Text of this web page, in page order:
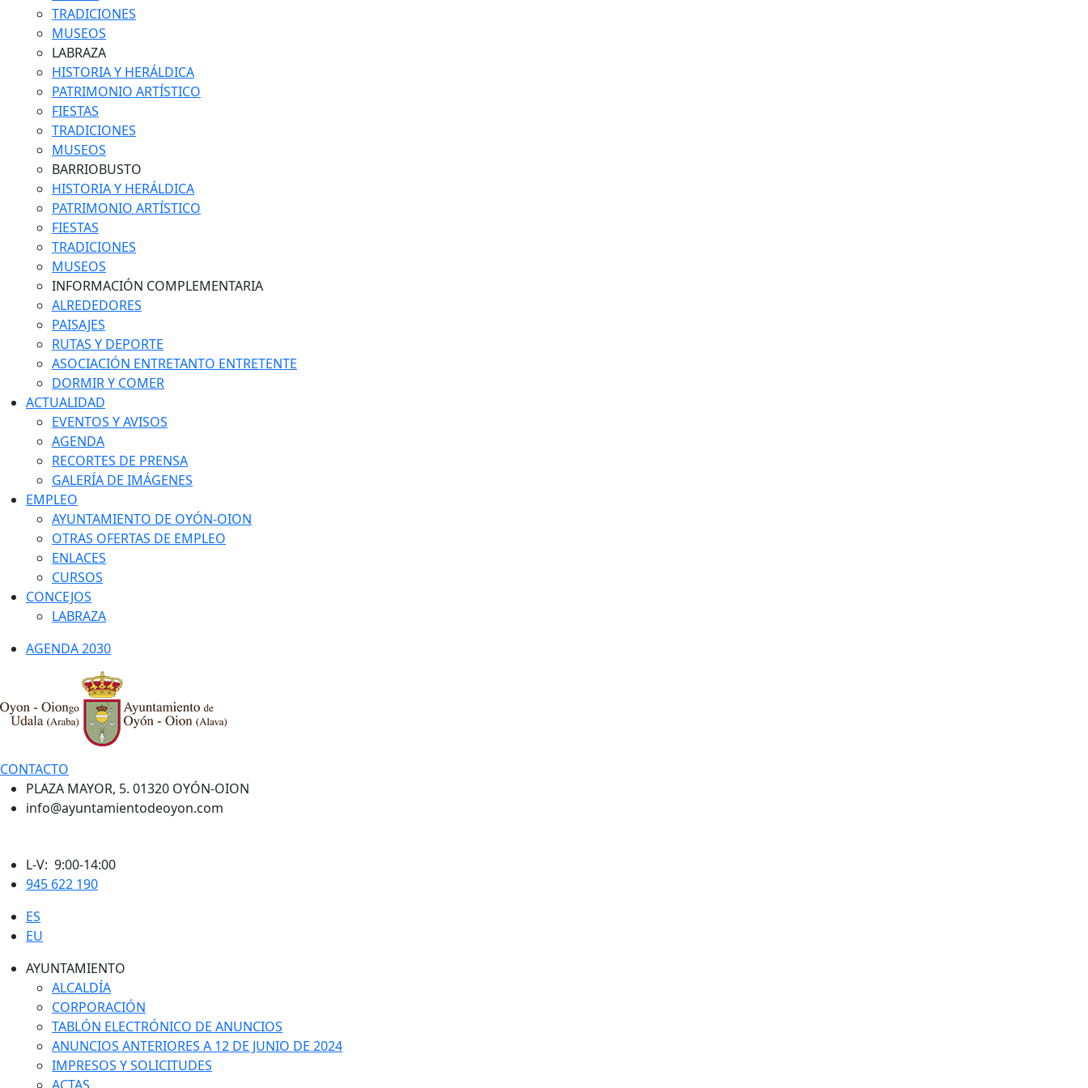
TRADICIONES
MUSEOS
LABRAZA
HISTORIA Y HERÁLDICA
PATRIMONIO ARTÍSTICO
FIESTAS
TRADICIONES
MUSEOS
BARRIOBUSTO
HISTORIA Y HERÁLDICA
PATRIMONIO ARTÍSTICO
FIESTAS
TRADICIONES
MUSEOS
INFORMACIÓN COMPLEMENTARIA
ALREDEDORES
PAISAJES
RUTAS Y DEPORTE
ASOCIACIÓN ENTRETANTO ENTRETENTE
DORMIR Y COMER
ACTUALIDAD
EVENTOS Y AVISOS
AGENDA
RECORTES DE PRENSA
GALERÍA DE IMÁGENES
EMPLEO
AYUNTAMIENTO DE OYÓN-OION
OTRAS OFERTAS DE EMPLEO
ENLACES
CURSOS
CONCEJOS
LABRAZA
AGENDA 2030
CONTACTO
PLAZA MAYOR, 5. 01320 OYÓN-OION
info@ayuntamientodeoyon.com
L-V: 9:00-14:00
945 622 190
ES
EU
AYUNTAMIENTO
ALCALDÍA
CORPORACIÓN
TABLÓN ELECTRÓNICO DE ANUNCIOS
ANUNCIOS ANTERIORES A 12 DE JUNIO DE 2024
IMPRESOS Y SOLICITUDES